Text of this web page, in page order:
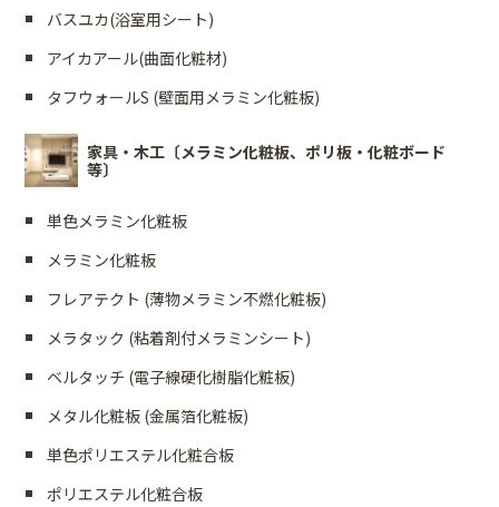
バスユカ(浴室用シート)
アイカアール(曲面化粧材)
タフウォールS (壁面用メラミン化粧板)
家具・木工〔メラミン化粧板、ポリ板・化粧ボード
等〕
単色メラミン化粧板
メラミン化粧板
フレアテクト (薄物メラミン不燃化粧板)
メラタック (粘着剤付メラミンシート)
ベルタッチ (電子線硬化樹脂化粧板)
メタル化粧板 (金属箔化粧板)
単色ポリエステル化粧合板
ポリエステル化粧合板